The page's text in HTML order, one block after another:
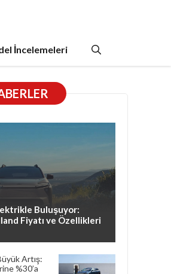
İncelemeleri
Buluşuyor:
Fiyatı ve Özellikleri
Artış:
%30’a